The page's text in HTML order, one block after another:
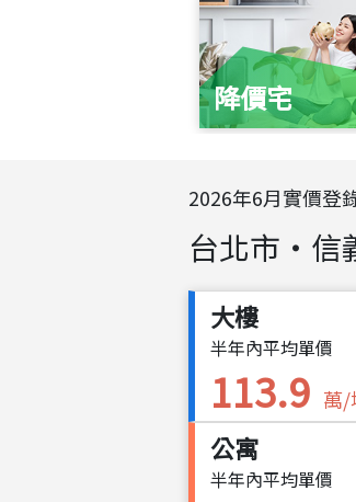
降價宅
2026年6月實價登
台北市 ・ 信
大樓
半年內平均單價
113.9 萬/
公寓
半年內平均單價